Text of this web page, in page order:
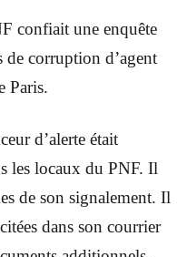
confiait une enquête
corruption d’agent
Paris.
d’alerte était
les locaux du PNF. Il
de son signalement. Il
dans son courrier